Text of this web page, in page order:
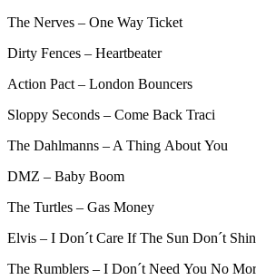
The Nerves – One Way Ticket
Dirty Fences – Heartbeater
Action Pact – London Bouncers
Sloppy Seconds – Come Back Traci
The Dahlmanns – A Thing About You
DMZ – Baby Boom
The Turtles – Gas Money
Elvis – I Don´t Care If The Sun Don´t
The Rumblers – I Don´t Need You No